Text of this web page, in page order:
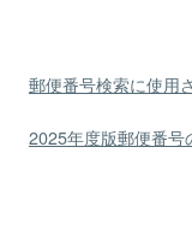
郵便番号検索に使用
2025年度版郵便番号